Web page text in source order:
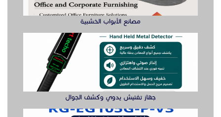
راوتر ريجي لتوفير اتصال سريع